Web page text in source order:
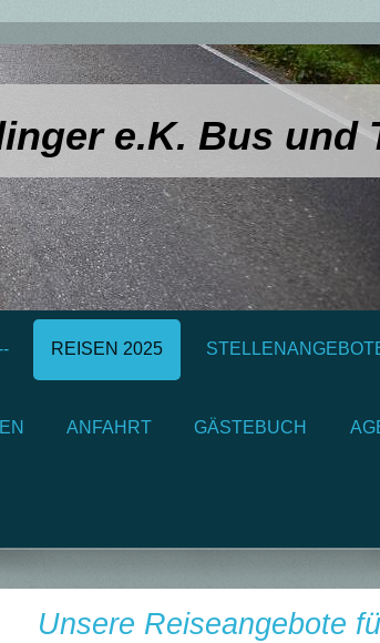
e.K. Bus und
REISEN 2025
ANFAHRT GÄSTEBUCH
Unsere Reiseangebote